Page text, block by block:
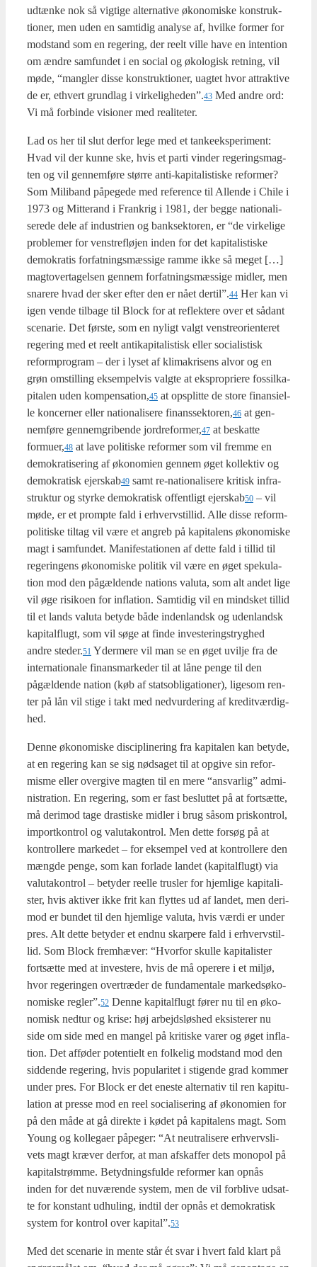
udtæn­ke nok så vig­ti­ge alter­na­ti­ve øko­no­mi­ske kon­struk­
tio­ner, men uden en sam­ti­dig ana­ly­se af, hvil­ke for­mer for
mod­stand som en rege­ring, der reelt vil­le have en inten­tion
om ændre sam­fun­det i en soci­al og øko­lo­gisk ret­ning, vil
møde, “mang­ler dis­se kon­struk­tio­ner, uag­tet hvor attrak­ti­ve
de er, ethvert grund­lag i virkeligheden”.43 Med andre ord:
Vi må for­bin­de visio­ner med rea­li­te­ter.
Lad os her til slut der­for lege med et tan­ke­eks­pe­ri­ment:
Hvad vil der kun­ne ske, hvis et par­ti vin­der rege­rings­mag­
ten og vil gen­nem­fø­re stør­re anti-kapi­ta­li­sti­ske refor­mer?
Som Mili­band påpe­ge­de med refe­ren­ce til Allen­de i Chi­le i
1973 og Mit­te­rand i Frank­rig i 1981, der beg­ge natio­na­li­
se­re­de dele af indu­stri­en og bank­sek­to­ren, er “de vir­ke­li­ge
pro­ble­mer for ven­stre­fløj­en inden for det kapi­ta­li­sti­ske
demo­kra­tis for­fat­nings­mæs­si­ge ram­me ikke så meget […]
mag­tover­ta­gel­sen gen­nem for­fat­nings­mæs­si­ge mid­ler, men
sna­re­re hvad der sker efter den er nået dertil”.44 Her kan vi
igen ven­de til­ba­ge til Blo­ck for at reflek­te­re over et sådant
sce­na­rie. Det før­ste, som en nyligt valgt ven­stre­o­ri­en­te­ret
rege­ring med et reelt anti­ka­pi­ta­li­stisk eller soci­a­li­stisk
reform­pro­gram – der i lyset af kli­ma­kri­sens alvor og en
grøn omstil­ling eksem­pel­vis valg­te at eks­pro­p­ri­e­re fos­sil­ka­
pi­ta­len uden kompensation,45 at opsplit­te de sto­re finan­si­el­
le kon­cer­ner eller natio­na­li­se­re finanssektoren,46 at gen­
nem­fø­re gen­nem­gri­ben­de jordreformer,47 at beskat­te
formuer,48 at lave poli­ti­ske refor­mer som vil frem­me en
demo­kra­ti­se­ring af øko­no­mi­en gen­nem øget kol­lek­tiv og
demo­kra­tisk ejerskab49 samt re-natio­na­li­se­re kri­tisk infra­
struk­tur og styr­ke demo­kra­tisk offent­ligt ejerskab50 – vil
møde, er et promp­te fald i erhverv­stil­lid. Alle dis­se reform­
po­li­ti­ske til­tag vil være et angreb på kapi­ta­lens øko­no­mi­ske
magt i sam­fun­det. Mani­fe­sta­tio­nen af det­te fald i til­lid til
rege­rin­gens øko­no­mi­ske poli­tik vil være en øget spe­ku­la­
tion mod den pågæl­den­de nations valu­ta, som alt andet lige
vil øge risi­ko­en for inf­la­tion. Sam­ti­dig vil en mind­sket til­lid
til et lands valu­ta bety­de både inden­land­sk og uden­land­sk
kapi­tal­flugt, som vil søge at fin­de inve­ste­rings­tryg­hed
andre steder.51 Yder­me­re vil man se en øget uvil­je fra de
inter­na­tio­na­le finans­mar­ke­der til at låne pen­ge til den
pågæl­den­de nation (køb af statsob­liga­tio­ner), lige­som ren­
ter på lån vil sti­ge i takt med ned­vur­de­ring af kre­dit­vær­dig­
hed.
Den­ne øko­no­mi­ske disci­pli­ne­ring fra kapi­ta­len kan bety­de,
at en rege­ring kan se sig nødsa­get til at opgi­ve sin refor­
mis­me eller over­gi­ve mag­ten til en mere “ansvar­lig” admi­
ni­stra­tion. En rege­ring, som er fast beslut­tet på at fort­sæt­te,
må der­i­mod tage dra­sti­ske mid­ler i brug såsom pris­kon­trol,
import­kon­trol og valuta­kon­trol. Men det­te for­søg på at
kon­trol­le­re mar­ke­det – for eksem­pel ved at kon­trol­le­re den
mæng­de pen­ge, som kan for­la­de lan­det (kapi­tal­flugt) via
valuta­kon­trol – bety­der reel­le trus­ler for hjem­li­ge kapi­ta­li­
ster, hvis akti­ver ikke frit kan flyt­tes ud af lan­det, men der­i­
mod er bun­det til den hjem­li­ge valu­ta, hvis vær­di er under
pres. Alt det­te bety­der et end­nu skar­pe­re fald i erhverv­stil­
lid. Som Blo­ck frem­hæ­ver: “Hvor­for skul­le kapi­ta­li­ster
fort­sæt­te med at inve­ste­re, hvis de må ope­re­re i et mil­jø,
hvor rege­rin­gen over­træ­der de fun­da­men­tale mar­ked­s­ø­ko­
no­mi­ske regler”.52 Den­ne kapi­tal­flugt fører nu til en øko­
no­misk ned­t­ur og kri­se: høj arbejds­løs­hed eksi­ste­rer nu
side om side med en man­gel på kri­ti­ske varer og øget inf­la­
tion. Det affø­der poten­ti­elt en fol­ke­lig mod­stand mod den
sid­den­de rege­ring, hvis popu­la­ri­tet i sti­gen­de grad kom­mer
under pres. For Blo­ck er det ene­ste alter­na­tiv til ren kapi­tu­
la­tion at pres­se mod en reel soci­a­li­se­ring af øko­no­mi­en for
på den måde at gå direk­te i kødet på kapi­ta­lens magt. Som
Young og kol­le­ga­er påpe­ger: “At neut­ra­li­se­re erhvervs­li­
vets magt kræ­ver der­for, at man afskaf­fer dets monopol på
kapi­tal­strøm­me. Betyd­nings­ful­de refor­mer kan opnås
inden for det nuvæ­ren­de system, men de vil for­bli­ve udsat­
te for kon­stant udhuling, ind­til der opnås et demo­kra­tisk
system for kon­trol over kapital”.53
Med det sce­na­rie in men­te står ét svar i hvert fald klart på